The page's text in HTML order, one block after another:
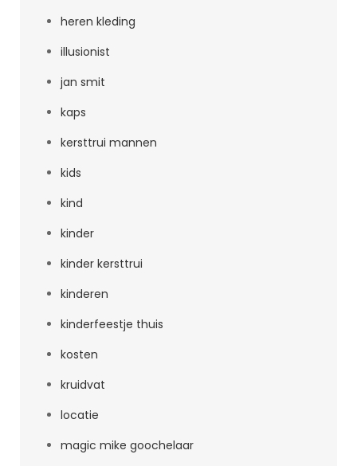
heren kleding
illusionist
jan smit
kaps
kersttrui mannen
kids
kind
kinder
kinder kersttrui
kinderen
kinderfeestje thuis
kosten
kruidvat
locatie
magic mike goochelaar